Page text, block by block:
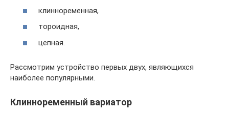
клинноременная,
тороидная,
цепная.
Рассмотрим устройство первых двух, являющихся
наиболее популярными.
Клинноременный вариатор